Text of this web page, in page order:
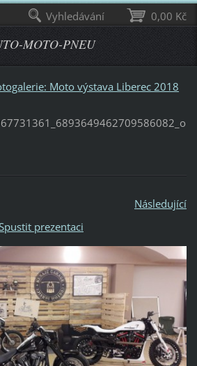
MOTO-PNEU
Moto výstava Liberec 2018
Následující
prezentaci
0,00 Kč
Vyhledávání